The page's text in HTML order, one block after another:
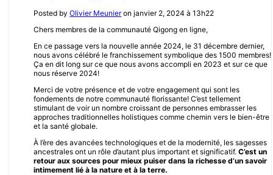
Posted byOlivier Meunier on janvier 2, 2024 à 13h22
Chers membres de la communauté Qigong en ligne,
En ce passage vers la nouvelle année 2024, le 31 décembre dernier,
nous avons célébré le franchissement symbolique des 1500 membres!
Ça en dit long sur ce que nous avons accompli en 2023 et sur ce que
nous réserve 2024!
Merci de votre présence et de votre engagement qui sont les
fondements de notre communauté florissante! C’est tellement
stimulant de voir un nombre croissant de personnes embrasser les
approches traditionnelles holistiques comme chemin vers le bien-être
et la santé globale.
À l’ère des avancées technologiques et de la modernité, les sagesses
ancestrales ont un rôle d’autant plus important et significatif.C’est un
retour aux sources pour mieux puiser dans la richesse d’un savoir
intimement lié à la nature et à la terre.